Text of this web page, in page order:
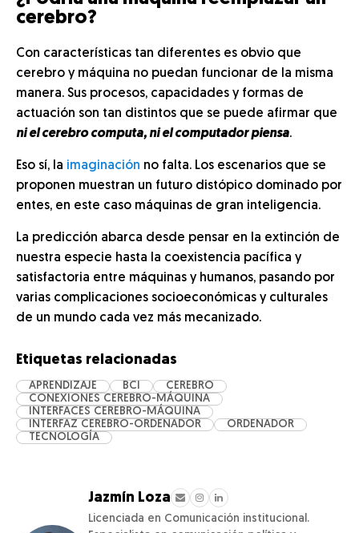
cerebro?
Con características tan diferentes es obvio que
cerebro y máquina no puedan funcionar de la misma
manera. Sus procesos, capacidades y formas de
actuación son tan distintos que se puede afirmar que
ni el cerebro computa, ni el computador piensa.
Eso sí, la imaginación no falta. Los escenarios que se
proponen muestran un futuro distópico dominado por
entes, en este caso máquinas de gran inteligencia.
La predicción abarca desde pensar en la extinción de
nuestra especie hasta la coexistencia pacífica y
satisfactoria entre máquinas y humanos, pasando por
varias complicaciones socioeconómicas y culturales
de un mundo cada vez más mecanizado.
Etiquetas relacionadas
APRENDIZAJE BCI
CEREBRO
CONEXIONES CEREBRO-MÁQUINA
INTERFACES CEREBRO-MÁQUINA
INTERFAZ CEREBRO-ORDENADOR
ORDENADOR
TECNOLOGÍA
Jazmín Loza
Licenciada en Comunicación institucional.